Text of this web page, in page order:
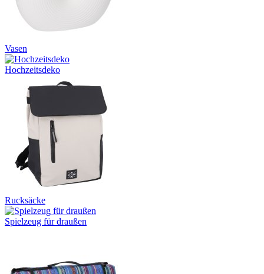
Vasen
Hochzeitsdeko
Rucksäcke
Spielzeug für draußen